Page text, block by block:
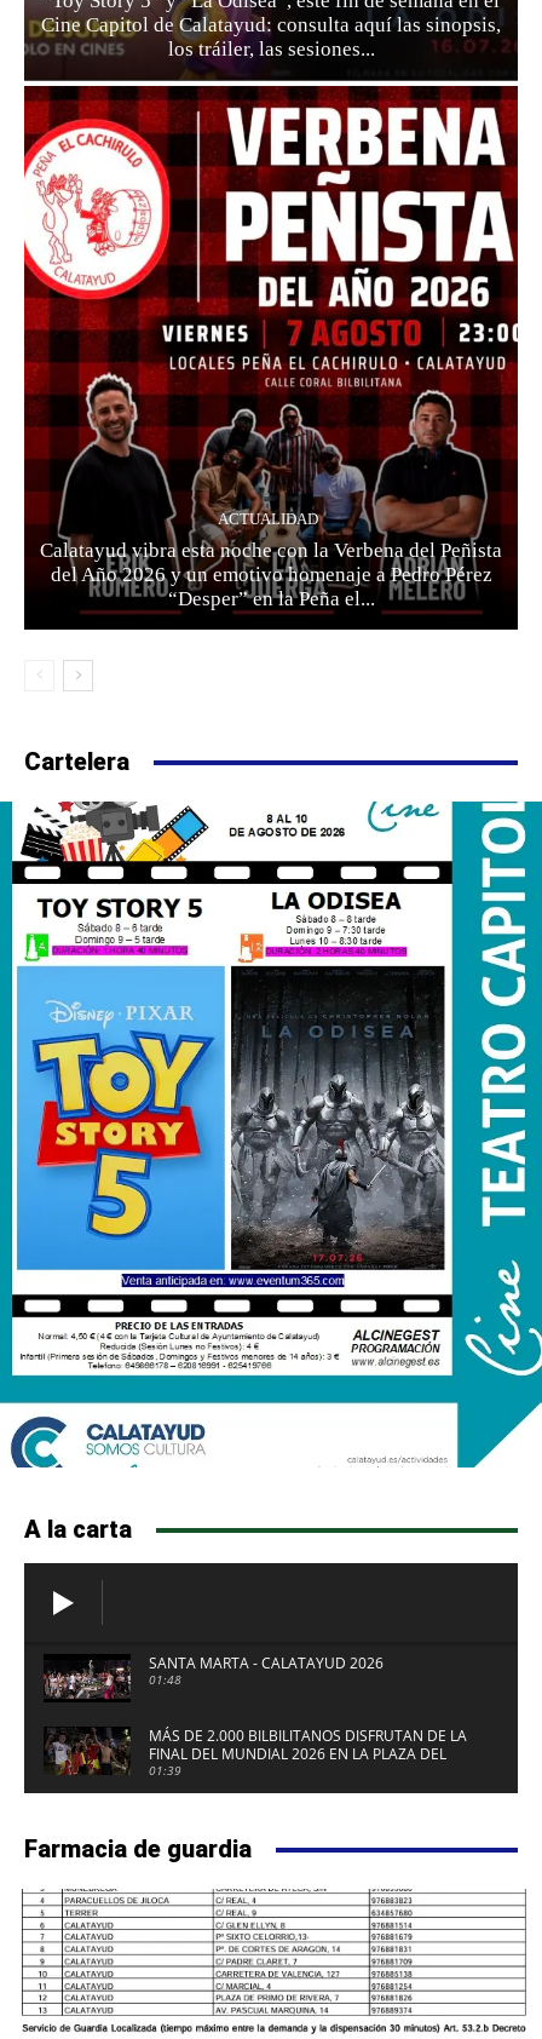
Cine Capitol de Calatayud: consulta aquí las sinopsis,
los tráiler, las sesiones...
ACTUALIDAD
Calatayud vibra esta noche con la Verbena del Peñista
del Año 2026 y un emotivo homenaje a Pedro Pérez
“Desper” en la Peña el...
Cartelera
A la carta
SANTA MARTA - CALATAYUD 2026
01:48
MÁS DE 2.000 BILBILITANOS DISFRUTAN DE LA
FINAL DEL MUNDIAL 2026 EN LA PLAZA DEL
FUERTE DE CALATAYUD
01:39
Farmacia de guardia